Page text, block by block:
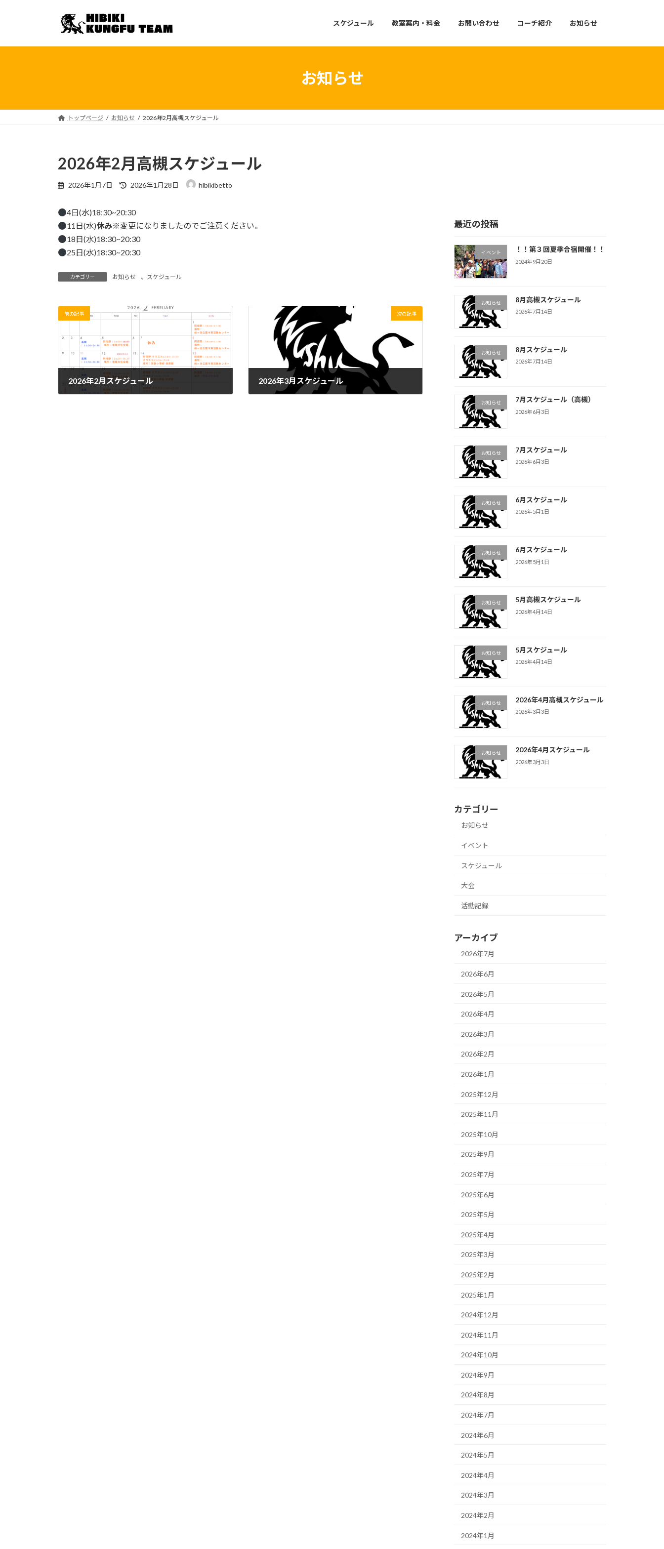
プ
動
スケジュール 教室案内・料金 お問い合わせ コーチ紹介 お知らせ
お知らせ
トップページ お知らせ 2026年2月高槻スケジュール
2026年2月高槻スケジュール
2026年1月7日
最
新
日
:
2026年1月28日 hibikibetto
4日(水)18:30~20:30
11日(水)休み※変更になりましたのでご注意ください。
18日(水)18:30~20:30
25日(水)18:30~20:30
カテゴリー お知らせ 、 スケジュール
前の記事
2026年2月スケジュール
次の記事
2026年3月スケジュール
最近の投稿
イベント ！！第３回夏季合宿開催！！
2024年9月20日
お知らせ 8月高槻スケジュール
2026年7月14日
お知らせ 8月スケジュール
2026年7月14日
お知らせ 7月スケジュール（高槻）
2026年6月3日
お知らせ 7月スケジュール
2026年6月3日
お知らせ 6月スケジュール
2026年5月1日
お知らせ 6月スケジュール
2026年5月1日
お知らせ 5月高槻スケジュール
2026年4月14日
お知らせ 5月スケジュール
2026年4月14日
お知らせ 2026年4月高槻スケジュール
2026年3月3日
お知らせ 2026年4月スケジュール
2026年3月3日
カテゴリー
お知らせ
イベント
スケジュール
大会
活動記録
アーカイブ
2026年7月
2026年6月
2026年5月
2026年4月
2026年3月
2026年2月
2026年1月
2025年12月
2025年11月
2025年10月
2025年9月
2025年7月
2025年6月
2025年5月
2025年4月
2025年3月
2025年2月
2025年1月
2024年12月
2024年11月
2024年10月
2024年9月
2024年8月
2024年7月
2024年6月
2024年5月
2024年4月
2024年3月
2024年2月
2024年1月